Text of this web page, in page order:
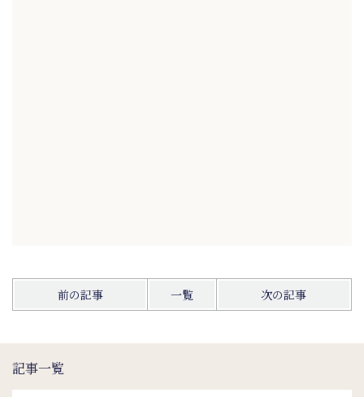
前の記事 一覧 次の記事
記事一覧